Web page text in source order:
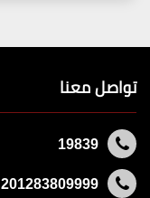
تواصل معنا
19839
201283809999